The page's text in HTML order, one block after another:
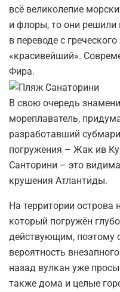
всё великолепие
и флоры, то они решили
в переводе с
«красивейший».
Фира.
В свою очередь
мореплаватель,
разработавший
погружения – Жак ив
Санторини – это
крушения Атлантиды.
На территории острова
который погружён
действующим, поэтому
вероятность
назад вулкан уже
также дома и целые